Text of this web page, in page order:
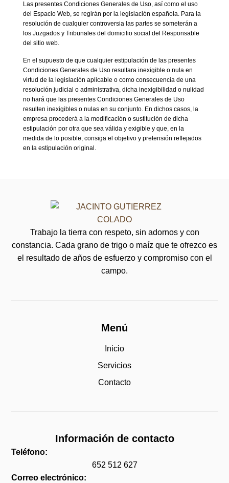
Las presentes Condiciones Generales de Uso, así como el uso
del Espacio Web, se regirán por la legislación española. Para la
resolución de cualquier controversia las partes se someterán a
los Juzgados y Tribunales del domicilio social del Responsable
del sitio web.
En el supuesto de que cualquier estipulación de las presentes
Condiciones Generales de Uso resultara inexigible o nula en
virtud de la legislación aplicable o como consecuencia de una
resolución judicial o administrativa, dicha inexigibilidad o nulidad
no hará que las presentes Condiciones Generales de Uso
resulten inexigibles o nulas en su conjunto. En dichos casos, la
empresa procederá a la modificación o sustitución de dicha
estipulación por otra que sea válida y exigible y que, en la
medida de lo posible, consiga el objetivo y pretensión reflejados
en la estipulación original.
Trabajo la tierra con respeto, sin adornos y con
constancia. Cada grano de trigo o maíz que te ofrezco es
el resultado de años de esfuerzo y compromiso con el
campo.
Menú
Inicio
Servicios
Contacto
Información de contacto
Teléfono:
652 512 627
Correo electrónico: